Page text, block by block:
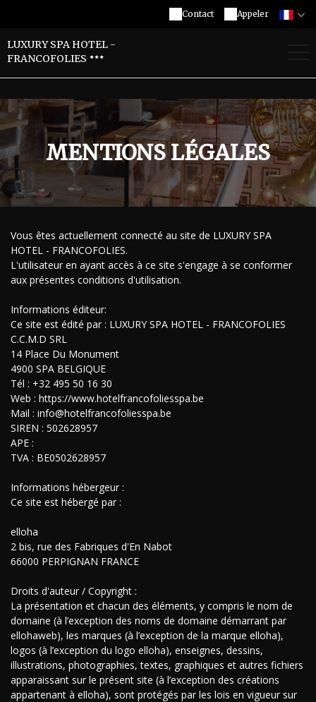
Appeler
Contact
LUXURY SPA HOTEL -
FRANCOFOLIES
MENTIONS LÉGALES
Vous êtes actuellement connecté au site de LUXURY SPA
HOTEL - FRANCOFOLIES.
L'utilisateur en ayant accès à ce site s'engage à se conformer
aux présentes conditions d'utilisation.
Informations éditeur:
Ce site est édité par : LUXURY SPA HOTEL - FRANCOFOLIES
C.C.M.D SRL
14 Place Du Monument
4900 SPA BELGIQUE
Tél : +32 495 50 16 30
Web : https://www.hotelfrancofoliesspa.be
Mail : info@hotelfrancofoliesspa.be
SIREN : 502628957
APE :
TVA : BE0502628957
Informations hébergeur :
Ce site est hébergé par :
elloha
2 bis, rue des Fabriques d'En Nabot
66000 PERPIGNAN FRANCE
Droits d'auteur / Copyright :
La présentation et chacun des éléments, y compris le nom de
domaine (à l’exception des noms de domaine démarrant par
ellohaweb), les marques (à l’exception de la marque elloha),
logos (à l’exception du logo elloha), enseignes, dessins,
illustrations, photographies, textes, graphiques et autres fichiers
apparaissant sur le présent site (à l’exception des créations
appartenant à elloha), sont protégés par les lois en vigueur sur